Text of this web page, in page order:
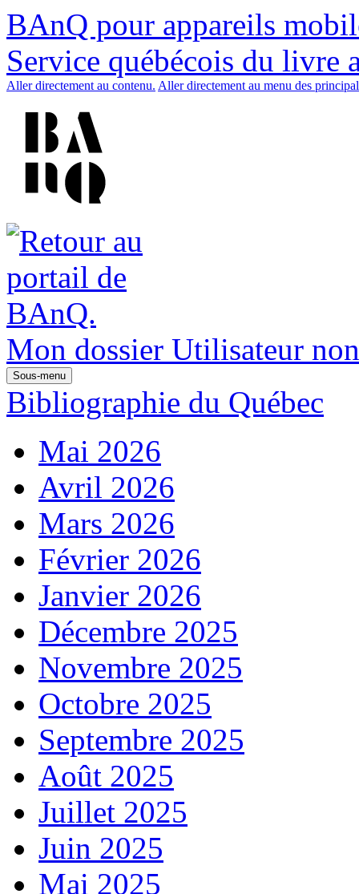
BAnQ pour appareils
Service québécois du livre
Aller directement au contenu. Aller directement au menu des
Mon dossier Utilisateur
Sous-menu
Bibliographie du Québec
Mai 2026
Avril 2026
Mars 2026
Février 2026
Janvier 2026
Décembre 2025
Novembre 2025
Octobre 2025
Septembre 2025
Août 2025
Juillet 2025
Juin 2025
Mai 2025